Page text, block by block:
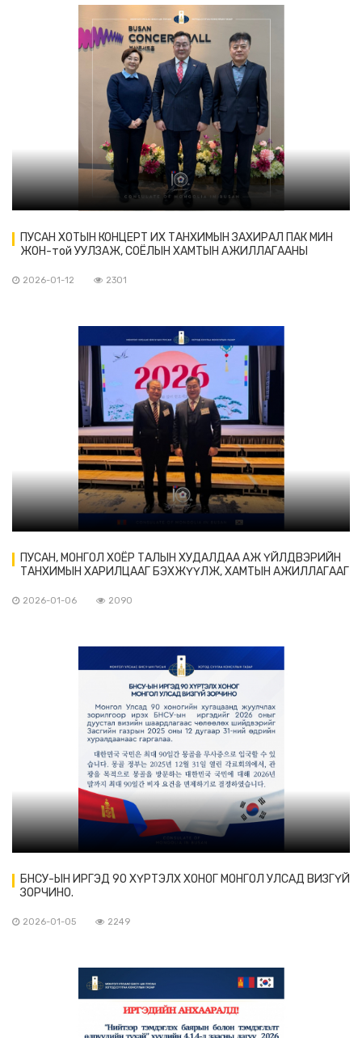
ПУСАН ХОТЫН КОНЦЕРТ ИХ ТАНХИМЫН ЗАХИРАЛ ПАК МИН
ЖОН-той УУЛЗАЖ, СОЁЛЫН ХАМТЫН АЖИЛЛАГААНЫ
2026-01-12 2301
ПУСАН, МОНГОЛ ХОЁР ТАЛЫН ХУДАЛДАА АЖ ҮЙЛДВЭРИЙН
ТАНХИМЫН ХАРИЛЦААГ БЭХЖҮҮЛЖ, ХАМТЫН АЖИЛЛАГААГ
2026-01-06 2090
БНСУ-ЫН ИРГЭД 90 ХҮРТЭЛХ ХОНОГ МОНГОЛ УЛСАД ВИЗГҮЙ
ЗОРЧИНО.
2026-01-05 2249